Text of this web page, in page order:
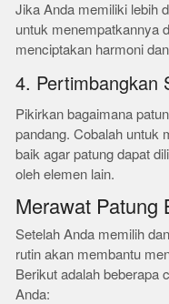
Jika Anda memiliki lebih
untuk menempatkannya
menciptakan harmoni
4. Pertimbangkan
Pikirkan bagaimana
pandang. Cobalah untuk
baik agar patung dapat
oleh elemen lain.
Merawat Patung
Setelah Anda memilih
rutin akan membantu
Berikut adalah beberapa
Anda: